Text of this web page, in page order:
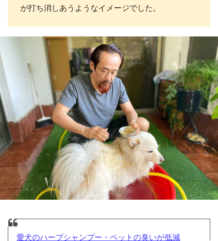
が打ち消しあうようなイメージでした。
愛犬のハーブシャンプー・ペットの臭いが低減